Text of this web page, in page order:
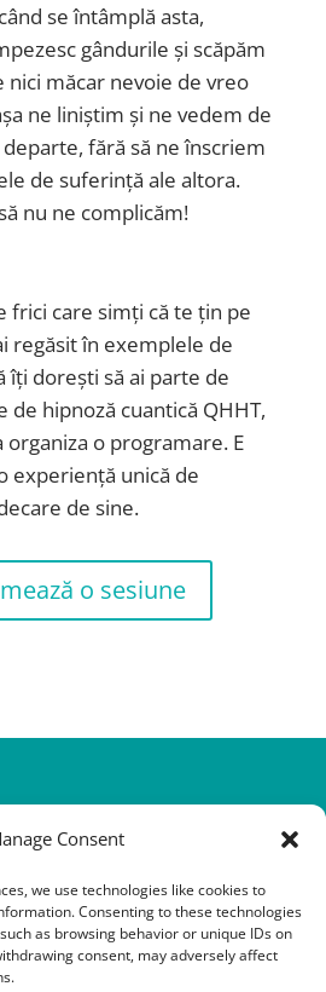
Consent
we use technologies like cookies to
Consenting to these technologies
as browsing behavior or unique IDs on
consent, may adversely affect
se întâmplă asta,
gândurile și scăpăm
nici măcar nevoie de vreo
ne liniștim și ne vedem de
fără să ne înscriem
de suferință ale altora.
nu ne complicăm!
frici care simți că te țin pe
regăsit în exemplele de
îți dorești să ai parte de
de hipnoză cuantică QHHT,
o programare. E
experiență unică de
de sine.
o sesiune
2026 QHHT Romania